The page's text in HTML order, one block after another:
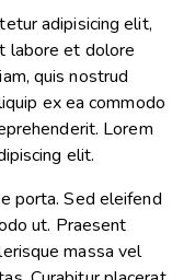
adipisicing elit,
labore et dolore
quis nostrud
ex ea commodo
Lorem
elit.
porta. Sed eleifend
ut. Praesent
massa vel